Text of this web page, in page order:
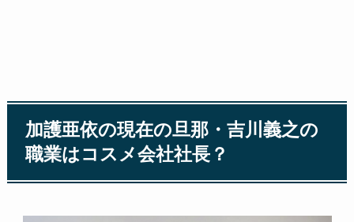
加護亜依の現在の旦那・吉川義之の
職業はコスメ会社社長？